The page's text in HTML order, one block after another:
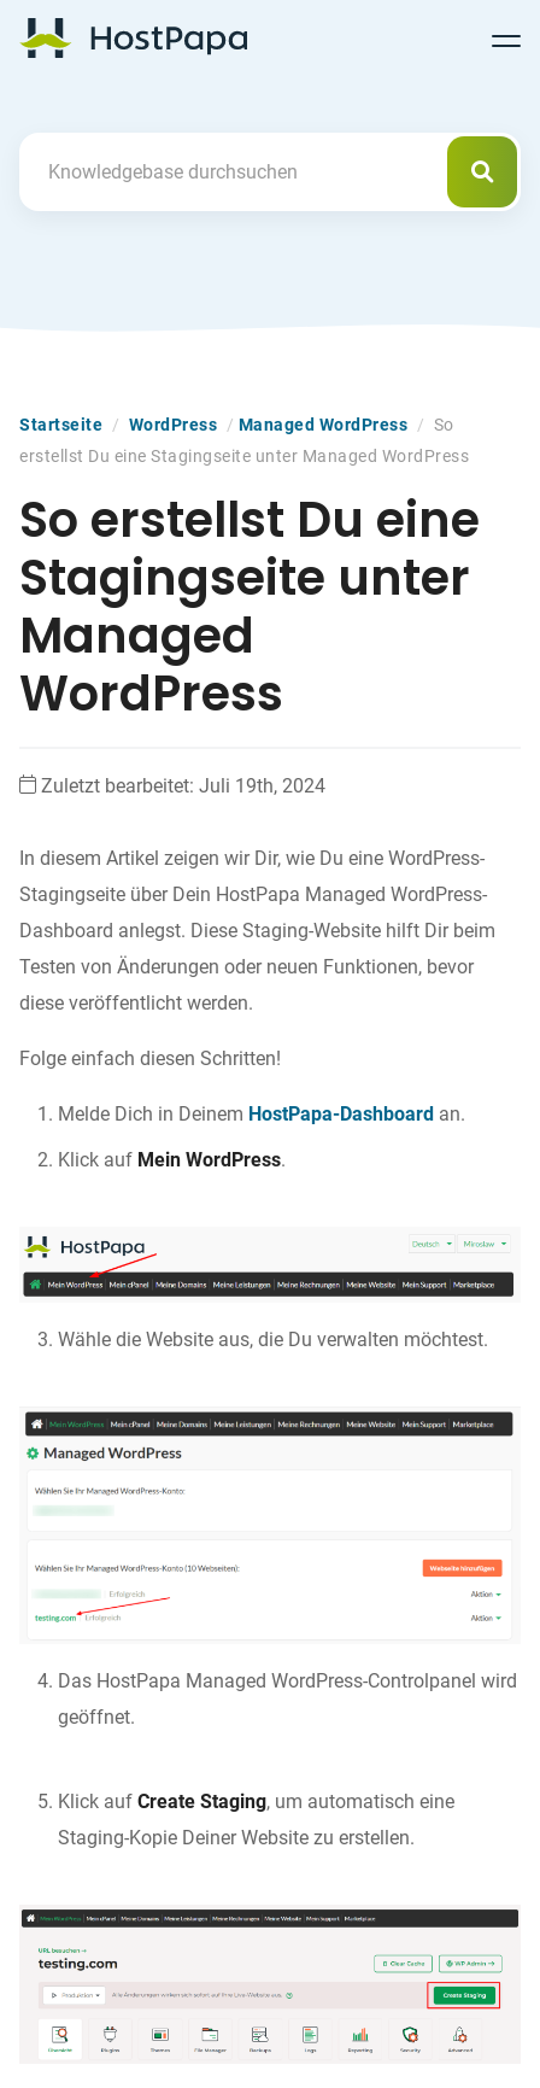
Search For
Startseite / WordPress / Managed WordPress / So
erstellst Du eine Stagingseite unter Managed WordPress
So erstellst Du eine
Stagingseite unter
Managed
WordPress
Zuletzt bearbeitet: Juli 19th, 2024
In diesem Artikel zeigen wir Dir, wie Du eine WordPress-
Stagingseite über Dein HostPapa Managed WordPress-
Dashboard anlegst. Diese Staging-Website hilft Dir beim
Testen von Änderungen oder neuen Funktionen, bevor
diese veröffentlicht werden.
Folge einfach diesen Schritten!
Melde Dich in Deinem HostPapa-Dashboard an.
Klick auf Mein WordPress.
Wähle die Website aus, die Du verwalten möchtest.
Das HostPapa Managed WordPress-Controlpanel wird
geöffnet.
Klick auf Create Staging, um automatisch eine
Staging-Kopie Deiner Website zu erstellen.
us
us
us
us